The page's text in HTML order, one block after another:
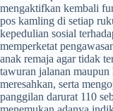
mengaktifkan kembali
pos kamling di setiap
kepedulian sosial
memperketat
anak remaja agar tidak
tawuran jalanan
meresahkan, serta
panggilan darurat 110